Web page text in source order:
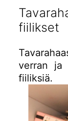
fiilikset
verran ja
fiiliksiä.